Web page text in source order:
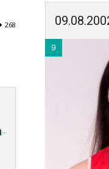
268
9